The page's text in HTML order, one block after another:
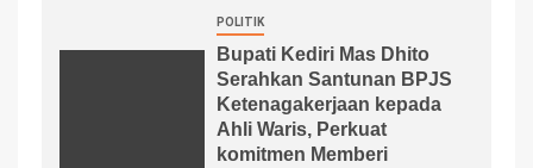
POLITIK
Bupati Kediri Mas Dhito
Serahkan Santunan BPJS
Ketenagakerjaan kepada
Ahli Waris, Perkuat
komitmen Memberi